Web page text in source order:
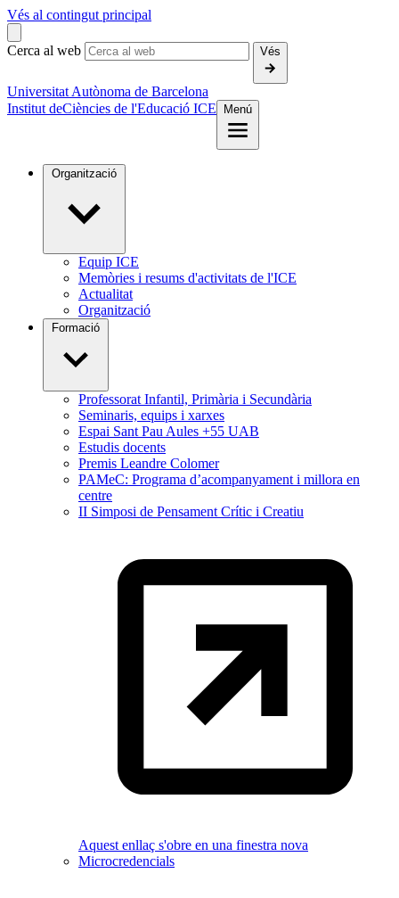
Vés al contingut principal
Cerca al web Vés
Universitat Autònoma de Barcelona
Institut deCiències de l'Educació ICE Menú
Organització
Equip ICE
Memòries i resums d'activitats de l'ICE
Actualitat
Organització
Formació
Professorat Infantil, Primària i Secundària
Seminaris, equips i xarxes
Espai Sant Pau Aules +55 UAB
Estudis docents
Premis Leandre Colomer
PAMeC: Programa d’acompanyament i millora en
centre
II Simposi de Pensament Crític i Creatiu
Aquest enllaç s'obre en una finestra nova
Microcredencials